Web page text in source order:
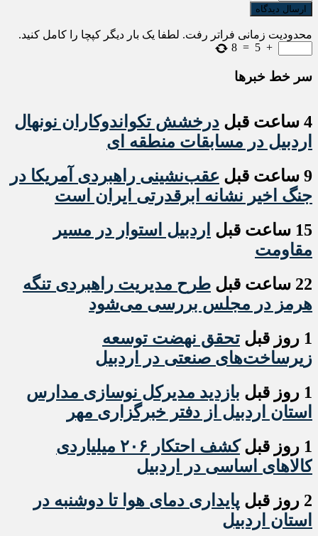
محدودیت زمانی فراتر رفت. لطفا یک بار دیگر کپچا را کامل کنید.
+
5
=
8
سر خط خبرها
4 ساعت قبل
درخشش تکواندوکاران نونهال
اردبیل در مسابقات منطقه ای
9 ساعت قبل
عقب‌نشینی راهبردی آمریکا در
جنگ اخیر نشانه ابرقدرتی ایران است
15 ساعت قبل
اردبیل استوار در مسیر
مقاومت
22 ساعت قبل
طرح مدیریت راهبردی تنگه
هرمز در مجلس بررسی می‌شود
1 روز قبل
تحقق نهضت توسعه
زیرساخت‌های صنعتی در اردبیل
1 روز قبل
بازدید مدیرکل نوسازی مدارس
استان اردبیل از دفتر خبرگزاری مهر
1 روز قبل
کشف احتکار ۲۰۶ میلیاردی
کالاهای اساسی در اردبیل
2 روز قبل
پایداری دمای هوا تا دوشنبه در
استان اردبیل